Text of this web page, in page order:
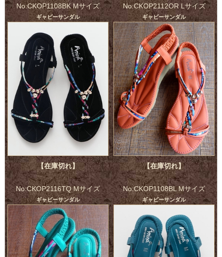
No:CKOP1108BK Mサイズ
ギャビーサンダル
【在庫切れ】
No:CKOP2112OR Lサイズ
ギャビーサンダル
【在庫切れ】
No:CKOP2116TQ Mサイズ
ギャビーサンダル
No:CKOP1108BL Mサイズ
ギャビーサンダル